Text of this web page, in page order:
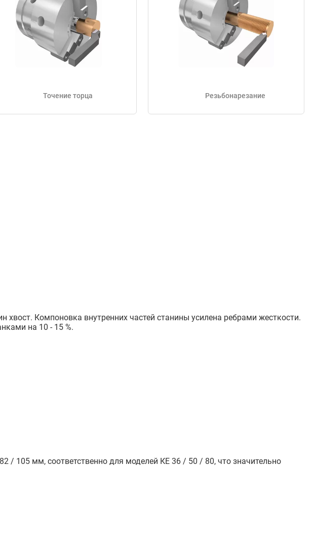
Точение торца Резьбонарезание
Компоновка внутренних частей станины усилена ребрами жесткости.
на 10 - 15 %.
/ 105 мм, соответственно для моделей КЕ 36 / 50 / 80, что значительно